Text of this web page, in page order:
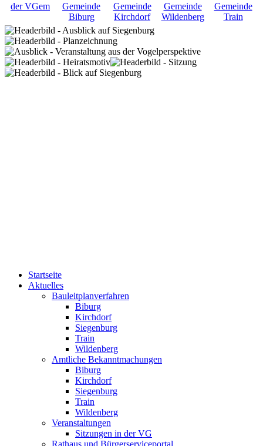
Startseite
Aktuelles
Bauleitplanverfahren
Biburg
Kirchdorf
Siegenburg
Train
Wildenberg
Amtliche Bekanntmachungen
Biburg
Kirchdorf
Siegenburg
Train
Wildenberg
Veranstaltungen
Sitzungen in der VG
Rathaus und Bürgerserviceportal